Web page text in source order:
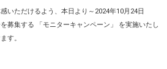
いただけるよう、本日より～2024年10月24日
募集する 「モニターキャンペーン」 を実施いたし
す。